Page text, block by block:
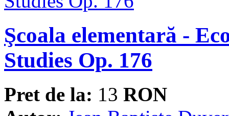
Şcoala elementară -
Studies Op. 176
Pret de la: 13 RON